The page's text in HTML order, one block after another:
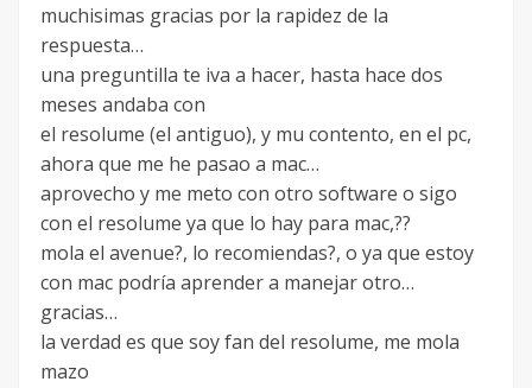
muchisimas gracias por la rapidez de la
respuesta…
una preguntilla te iva a hacer, hasta hace dos
meses andaba con
el resolume (el antiguo), y mu contento, en el pc,
ahora que me he pasao a mac…
aprovecho y me meto con otro software o sigo
con el resolume ya que lo hay para mac,??
mola el avenue?, lo recomiendas?, o ya que estoy
con mac podría aprender a manejar otro…
gracias…
la verdad es que soy fan del resolume, me mola
mazo